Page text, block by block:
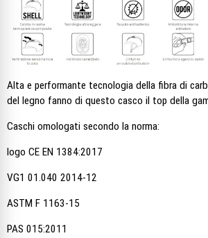
Alta e performante tecnologia della fibra di
del legno fanno di questo casco il top della
Caschi omologati secondo la norma:
logo CE EN 1384:2017
VG1 01.040 2014-12
ASTM F 1163-15
PAS 015:2011